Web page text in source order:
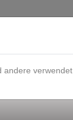
Impressum
andere verwendet